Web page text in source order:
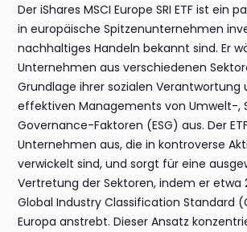
Der iShares MSCI Europe SRI ETF ist ein
in europäische Spitzenunternehmen
nachhaltiges Handeln bekannt sind. Er
Unternehmen aus verschiedenen
Grundlage ihrer sozialen Verantwortung
effektiven Managements von Umwelt-,
Governance-Faktoren (ESG) aus. Der
Unternehmen aus, die in kontroverse
verwickelt sind, und sorgt für eine
Vertretung der Sektoren, indem er etwa
Global Industry Classification Standard
Europa anstrebt. Dieser Ansatz